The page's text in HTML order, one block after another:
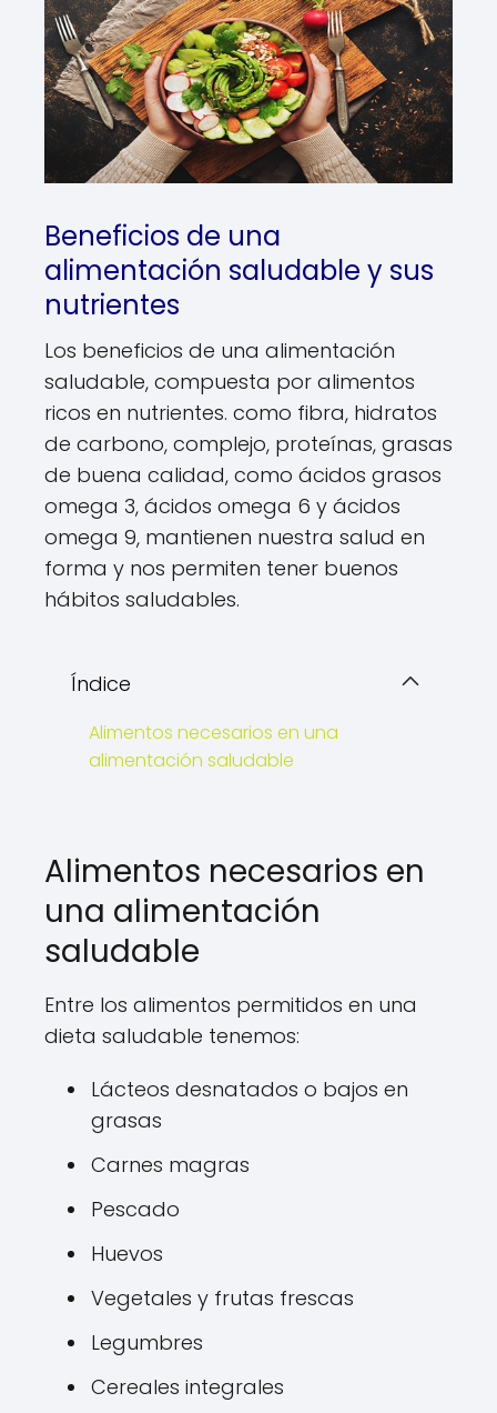
Beneficios de una
alimentación saludable y sus
nutrientes
Los beneficios de una alimentación
saludable, compuesta por alimentos
ricos en nutrientes. como fibra, hidratos
de carbono, complejo, proteínas, grasas
de buena calidad, como ácidos grasos
omega 3, ácidos omega 6 y ácidos
omega 9, mantienen nuestra salud en
forma y nos permiten tener buenos
hábitos saludables.
Índice
Alimentos necesarios en una
alimentación saludable
Alimentos necesarios en
una alimentación
saludable
Entre los alimentos permitidos en una
dieta saludable tenemos:
Lácteos desnatados o bajos en
grasas
Carnes magras
Pescado
Huevos
Vegetales y frutas frescas
Legumbres
Cereales integrales